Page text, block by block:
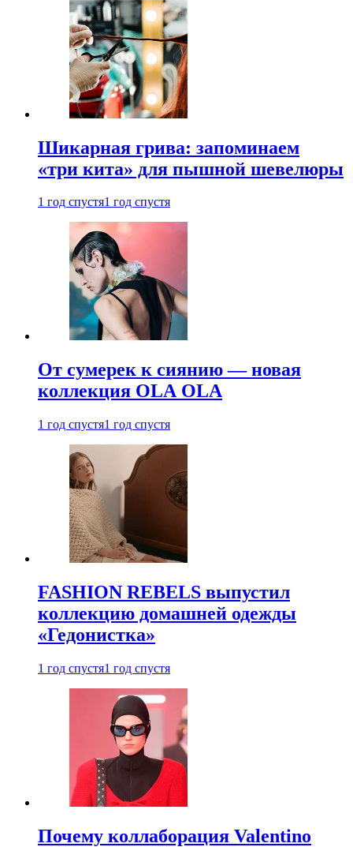
Шикарная грива: запоминаем
«три кита» для пышной шевелюры
1 год спустя1 год спустя
От сумерек к сиянию — новая
коллекция OLA OLA
1 год спустя1 год спустя
FASHION REBELS выпустил
коллекцию домашней одежды
«Гедонистка»
1 год спустя1 год спустя
Почему коллаборация Valentino